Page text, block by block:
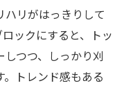
リがはっきりして
ックにすると、トッ
つつ、しっかり刈
トレンド感もある